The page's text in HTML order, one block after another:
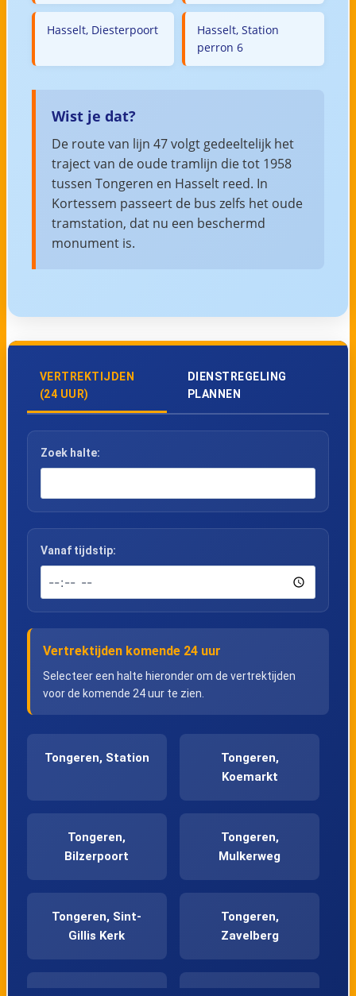
Hasselt, Diesterpoort
Hasselt, Station
perron 6
Wist je dat?
De route van lijn 47 volgt gedeeltelijk het
traject van de oude tramlijn die tot 1958
tussen Tongeren en Hasselt reed. In
Kortessem passeert de bus zelfs het oude
tramstation, dat nu een beschermd
monument is.
VERTREKTIJDEN
(24 UUR)
DIENSTREGELING
PLANNEN
Zoek halte:
Vanaf tijdstip:
Vertrektijden komende 24 uur
Selecteer een halte hieronder om de vertrektijden
voor de komende 24 uur te zien.
Tongeren, Station
Tongeren,
Koemarkt
Tongeren,
Bilzerpoort
Tongeren,
Mulkerweg
Tongeren, Sint-
Gillis Kerk
Tongeren,
Zavelberg